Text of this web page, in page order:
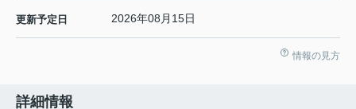
更新予定日 2026年08月15日
情報の見方
詳細情報